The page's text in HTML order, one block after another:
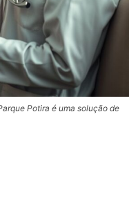
Potira é uma solução de